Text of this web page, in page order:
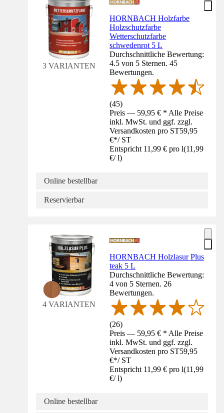
3 VARIANTEN
HORNBACH Holzfarbe
Holzschutzfarbe
Wetterschutzfarbe
schwedenrot 5 L
Durchschnittliche Bewertung:
4.5 von 5 Sternen. 45
Bewertungen.
(45)
Preis — 59,95 € * Alle Preise
inkl. MwSt. und ggf. zzgl.
Versandkosten pro ST59,95
€*/ ST
Entspricht 11,99 € pro l(11,99
€/ l)
Online bestellbar
Reservierbar
4 VARIANTEN
HORNBACH Holzlasur Plus
teak 5 L
Durchschnittliche Bewertung:
4 von 5 Sternen. 26
Bewertungen.
(26)
Preis — 59,95 € * Alle Preise
inkl. MwSt. und ggf. zzgl.
Versandkosten pro ST59,95
€*/ ST
Entspricht 11,99 € pro l(11,99
€/ l)
Online bestellbar